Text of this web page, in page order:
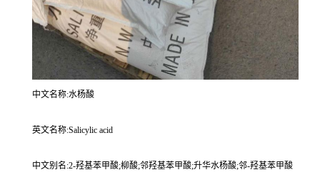
中文名称:水杨酸
英文名称:Salicylic acid
中文别名:2-羟基苯甲酸;柳酸;邻羟基苯甲酸;升华水杨酸;邻-羟基苯甲酸